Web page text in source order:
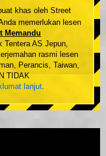
khas oleh Street
memerlukan lesen
Memandu
Tentera AS Jepun,
rasmi lesen
Perancis, Taiwan,
TIDAK
lanjut